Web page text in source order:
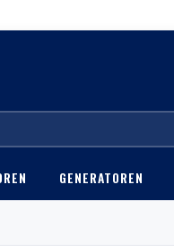
GENERATOREN